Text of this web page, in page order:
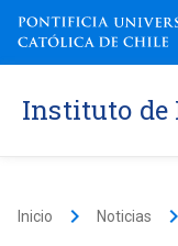
Instituto de
Inicio keyboard_arrow_right Noticias keyboard_arrow_right